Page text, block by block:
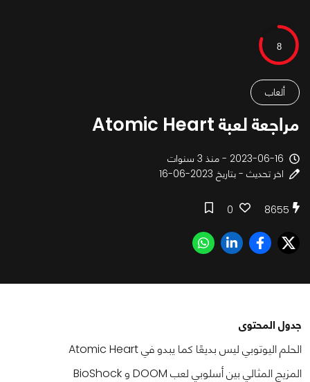
8
ألعاب
مراجعة لعبة Atomic Heart
2023-06-16 - منذ 3 سنوات
اخر تحديث - بتاريخ 2023-06-16
8655
0
جدول المحتوى
الحلم اليوتوبي ليس بديعًا كما يبدو في Atomic Heart
المزيج المثالي بين أسلوبي لعب DOOM و BioShock